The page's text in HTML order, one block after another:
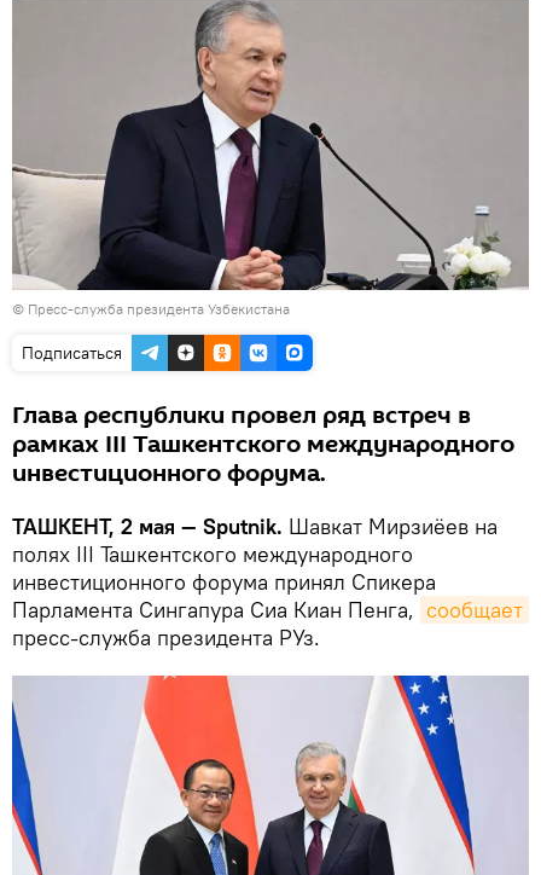
© Пресс-служба президента Узбекистана
Подписаться
Глава республики провел ряд встреч в
рамках III Ташкентского международного
инвестиционного форума.
ТАШКЕНТ, 2 мая — Sputnik. Шавкат Мирзиёев на
полях III Ташкентского международного
инвестиционного форума принял Спикера
Парламента Сингапура Сиа Киан Пенга, сообщает
пресс-служба президента РУз.